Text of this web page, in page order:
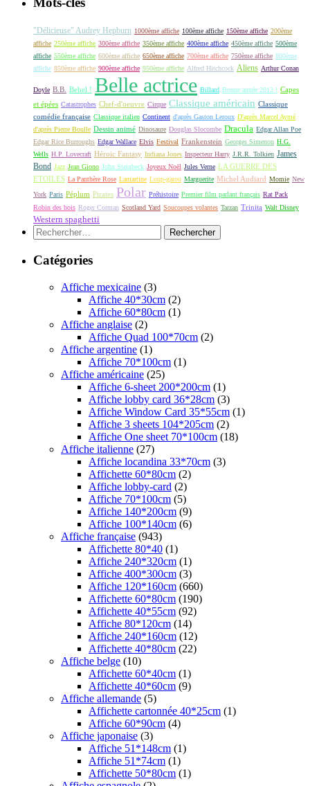
"Délicieuse" Audrey Hepburn 1000ème affiche 100ème affiche 150ème affiche 200ème
affiche 250ème affiche 300ème affiche 350ème affiche 400ème affiche 450ème affiche 500ème
affiche 550ème affiche 600ème affiche 650ème affiche 700ème affiche 750ème affiche 800ème
affiche 850ème affiche 900ème affiche 950ème affiche Alfred Hitchcock Aliens Arthur Conan
Doyle B.B. Bebel ! Belle actrice Billard Bonne année 2012 ! Capes
et épées Catastrophes Chef-d'oeuvre Cirque Classique américain Classique
comédie française Classique italien Continent d'après Gaston Leroux D'après Marcel Aymé
d'après Pierre Boulle Dessin animé Dinosaure Douglas Slocombe Dracula Edgar Allan Poe
Edgar Rice Burroughs Edgar Wallace Elvis Festival Frankenstein Georges Simenon H.G.
Wells H.P. Lovecraft Héroic Fantasy Indiana Jones Inspecteur Harry J.R.R. Tolkien James
Bond Jazz Jean Giono John Steinbeck Joyeux Noël Jules Verne LA GUERRE DES
ETOILES La Panthère Rose Lamartine Loup-garou Marguerite Michel Audiard Momie New
York Paris Péplum Pirates Polar Préhistoire Premier film parlant français Rat Pack
Robin des bois Roger Corman Scotland Yard Soucoupes volantes Tarzan Trinita Walt Disney
Western spaghetti
Rechercher :
Catégories
Affiche mexicaine (3)
Affiche 40*30cm (2)
Affiche 60*80cm (1)
Affiche anglaise (2)
Affiche Quad 100*70cm (2)
Affiche argentine (1)
Affiche 70*100cm (1)
Affiche américaine (25)
Affiche 6-sheet 200*200cm (1)
Affiche lobby card 36*28cm (3)
Affiche Window Card 35*55cm (1)
Affiche 3 sheets 104*205cm (2)
Affiche One sheet 70*100cm (18)
Affiche italienne (27)
Affiche locandina 33*70cm (3)
Affichette 60*80cm (2)
Affiche lobby-card (2)
Affiche 70*100cm (5)
Affiche 140*200cm (9)
Affiche 100*140cm (6)
Affiche française (943)
Affichette 80*40 (1)
Affiche 240*320cm (1)
Affiche 400*300cm (3)
Affiche 120*160cm (660)
Affichette 60*80cm (190)
Affichette 40*55cm (92)
Affiche 80*120cm (14)
Affiche 240*160cm (12)
Affichette 40*80cm (22)
Affiche belge (10)
Affichette 60*40cm (1)
Affichette 40*60cm (9)
Affiche allemande (5)
Affichette cartonnée 40*25cm (1)
Affiche 60*90cm (4)
Affiche japonaise (3)
Affiche 51*148cm (1)
Affiche 51*74cm (1)
Affichette 50*80cm (1)